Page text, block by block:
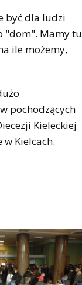
być dla ludzi
"dom". Mamy tu
ile możemy,
pochodzących
Kieleckiej
Kielcach.